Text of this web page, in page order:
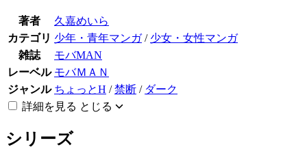
著者
久嘉めいら
カテゴリ 少年・青年マンガ/ 少女・女性マンガ
雑誌
モバMAN
レーベル モバＭＡＮ
ジャンル ちょっとH /禁断 / ダーク
詳細を見る とじる
シリーズ